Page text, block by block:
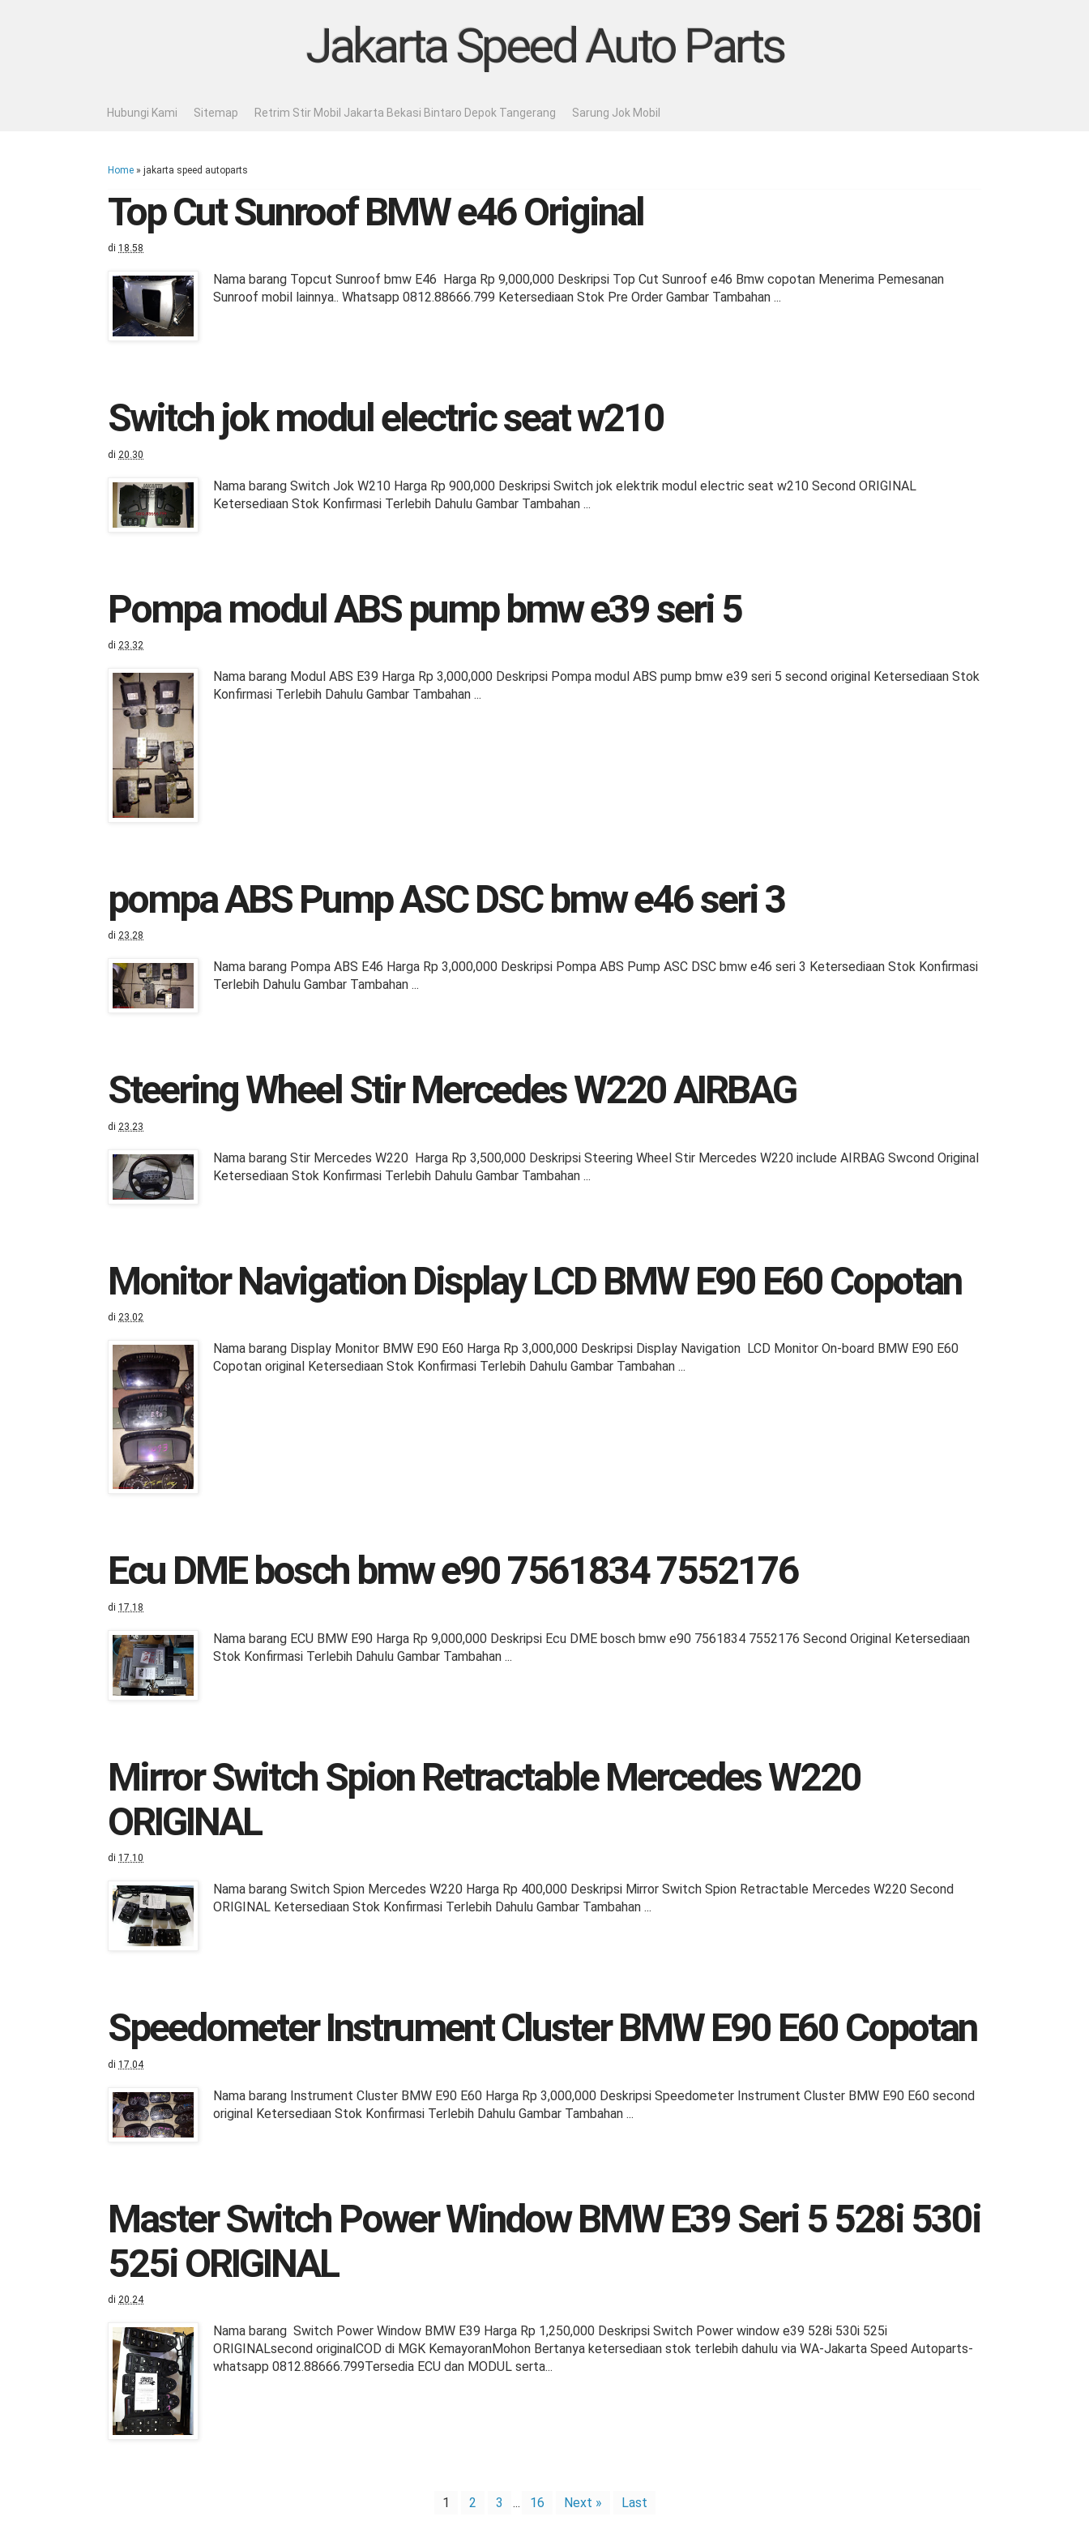
Jakarta Speed Auto Parts
Hubungi Kami Sitemap Retrim Stir Mobil Jakarta Bekasi Bintaro Depok Tangerang Sarung Jok Mobil
Home » jakarta speed autoparts
Top Cut Sunroof BMW e46 Original
di 18.58
Nama barang Topcut Sunroof bmw E46 Harga Rp 9,000,000 Deskripsi Top Cut Sunroof e46 Bmw copotan Menerima Pemesanan
Sunroof mobil lainnya.. Whatsapp 0812.88666.799 Ketersediaan Stok Pre Order Gambar Tambahan ...
Switch jok modul electric seat w210
di 20.30
Nama barang Switch Jok W210 Harga Rp 900,000 Deskripsi Switch jok elektrik modul electric seat w210 Second ORIGINAL
Ketersediaan Stok Konfirmasi Terlebih Dahulu Gambar Tambahan ...
Pompa modul ABS pump bmw e39 seri 5
di 23.32
Nama barang Modul ABS E39 Harga Rp 3,000,000 Deskripsi Pompa modul ABS pump bmw e39 seri 5 second original Ketersediaan Stok
Konfirmasi Terlebih Dahulu Gambar Tambahan ...
pompa ABS Pump ASC DSC bmw e46 seri 3
di 23.28
Nama barang Pompa ABS E46 Harga Rp 3,000,000 Deskripsi Pompa ABS Pump ASC DSC bmw e46 seri 3 Ketersediaan Stok Konfirmasi
Terlebih Dahulu Gambar Tambahan ...
Steering Wheel Stir Mercedes W220 AIRBAG
di 23.23
Nama barang Stir Mercedes W220 Harga Rp 3,500,000 Deskripsi Steering Wheel Stir Mercedes W220 include AIRBAG Swcond Original
Ketersediaan Stok Konfirmasi Terlebih Dahulu Gambar Tambahan ...
Monitor Navigation Display LCD BMW E90 E60 Copotan
di 23.02
Nama barang Display Monitor BMW E90 E60 Harga Rp 3,000,000 Deskripsi Display Navigation LCD Monitor On-board BMW E90 E60
Copotan original Ketersediaan Stok Konfirmasi Terlebih Dahulu Gambar Tambahan ...
Ecu DME bosch bmw e90 7561834 7552176
di 17.18
Nama barang ECU BMW E90 Harga Rp 9,000,000 Deskripsi Ecu DME bosch bmw e90 7561834 7552176 Second Original Ketersediaan
Stok Konfirmasi Terlebih Dahulu Gambar Tambahan ...
Mirror Switch Spion Retractable Mercedes W220
ORIGINAL
di 17.10
Nama barang Switch Spion Mercedes W220 Harga Rp 400,000 Deskripsi Mirror Switch Spion Retractable Mercedes W220 Second
ORIGINAL Ketersediaan Stok Konfirmasi Terlebih Dahulu Gambar Tambahan ...
Speedometer Instrument Cluster BMW E90 E60 Copotan
di 17.04
Nama barang Instrument Cluster BMW E90 E60 Harga Rp 3,000,000 Deskripsi Speedometer Instrument Cluster BMW E90 E60 second
original Ketersediaan Stok Konfirmasi Terlebih Dahulu Gambar Tambahan ...
Master Switch Power Window BMW E39 Seri 5 528i 530i
525i ORIGINAL
di 20.24
Nama barang Switch Power Window BMW E39 Harga Rp 1,250,000 Deskripsi Switch Power window e39 528i 530i 525i
ORIGINALsecond originalCOD di MGK KemayoranMohon Bertanya ketersediaan stok terlebih dahulu via WA-Jakarta Speed Autoparts-
whatsapp 0812.88666.799Tersedia ECU dan MODUL serta...
1 2 3 ... 16 Next » Last